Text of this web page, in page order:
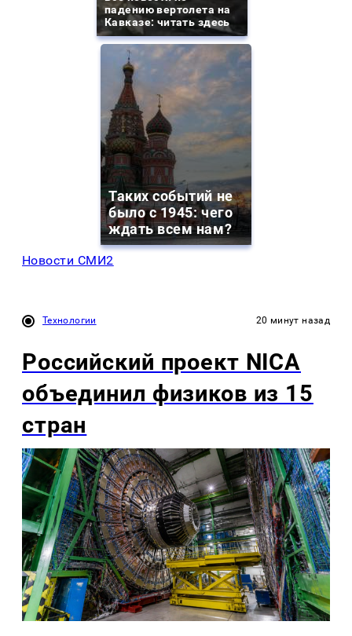
падению вертолета на
Кавказе: читать здесь
Таких событий не
было с 1945: чего
ждать всем нам?
Новости СМИ2
Технологии 20 минут назад
Российский проект NICA
объединил физиков из 15
стран